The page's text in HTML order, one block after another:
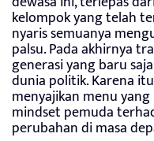
kelompok yang telah
nyaris semuanya
palsu. Pada akhirnya
generasi yang baru
dunia politik. Karena
menyajikan menu
mindset pemuda
perubahan di masa